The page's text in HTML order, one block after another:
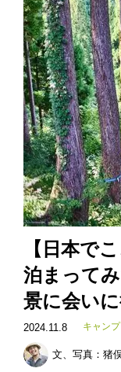
【日本で
泊まって
景に会い
2024.11.8 キャンプ
文、写真： 猪